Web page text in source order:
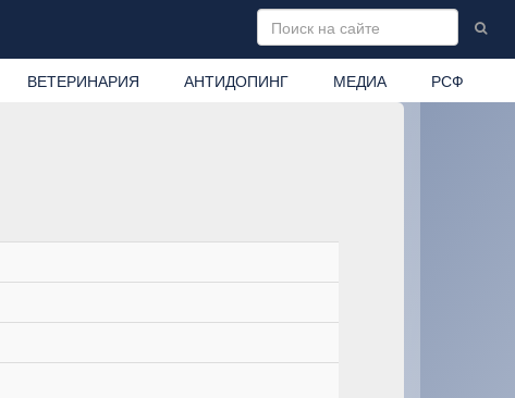
ВЕТЕРИНАРИЯ АНТИДОПИНГ МЕДИА РСФ